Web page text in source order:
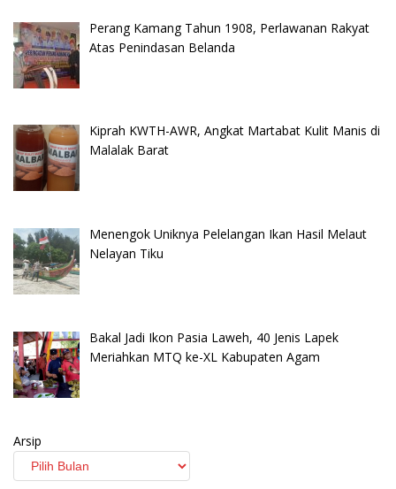
Perang Kamang Tahun 1908, Perlawanan Rakyat
Atas Penindasan Belanda
Kiprah KWTH-AWR, Angkat Martabat Kulit Manis di
Malalak Barat
Menengok Uniknya Pelelangan Ikan Hasil Melaut
Nelayan Tiku
Bakal Jadi Ikon Pasia Laweh, 40 Jenis Lapek
Meriahkan MTQ ke-XL Kabupaten Agam
Arsip